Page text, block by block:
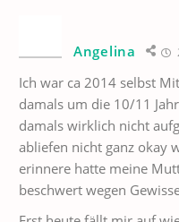
Angelina
Ich war ca 2014 selbst
damals um die 10/11
damals wirklich nicht
abliefen nicht ganz okay
erinnere hatte meine
beschwert wegen